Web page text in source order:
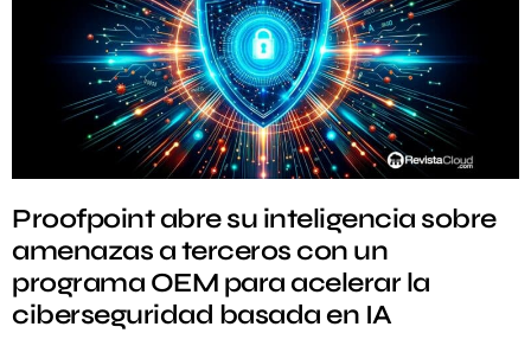
Proofpoint abre su inteligencia sobre
amenazas a terceros con un
programa OEM para acelerar la
ciberseguridad basada en IA